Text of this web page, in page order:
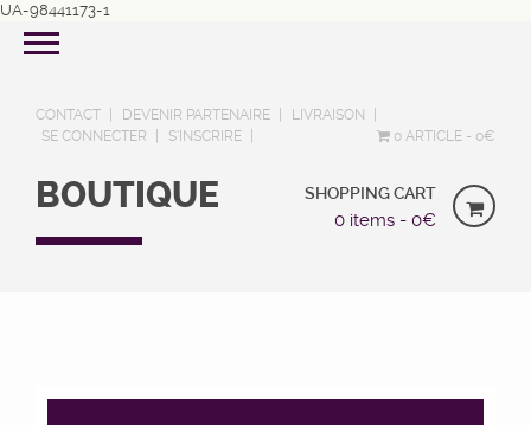
UA-98441173-1
CONTACT DEVENIR PARTENAIRE
LIVRAISON
SE CONNECTER
S’INSCRIRE 0 ARTICLE 0€
BOUTIQUE SHOPPING CART
0 items - 0€